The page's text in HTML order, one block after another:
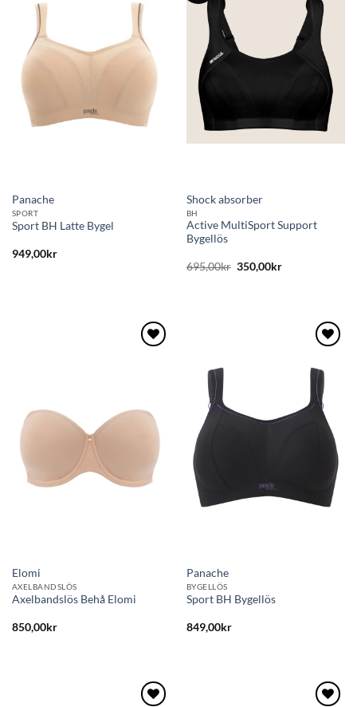
till i
Panache
SPORT
Sport BH Latte Bygel
949,00kr
till i
önskelistan
Shock absorber
BH
Active MultiSport Support
Bygellös
695,00kr Det
ursprungliga
350,00krDet
Elomi
AXELBANDSLÖS
Axelbandslös Behå Elomi
850,00kr
Lägg
till i
önskelistan
Panache
BYGELLÖS
Sport BH Bygellös
849,00kr